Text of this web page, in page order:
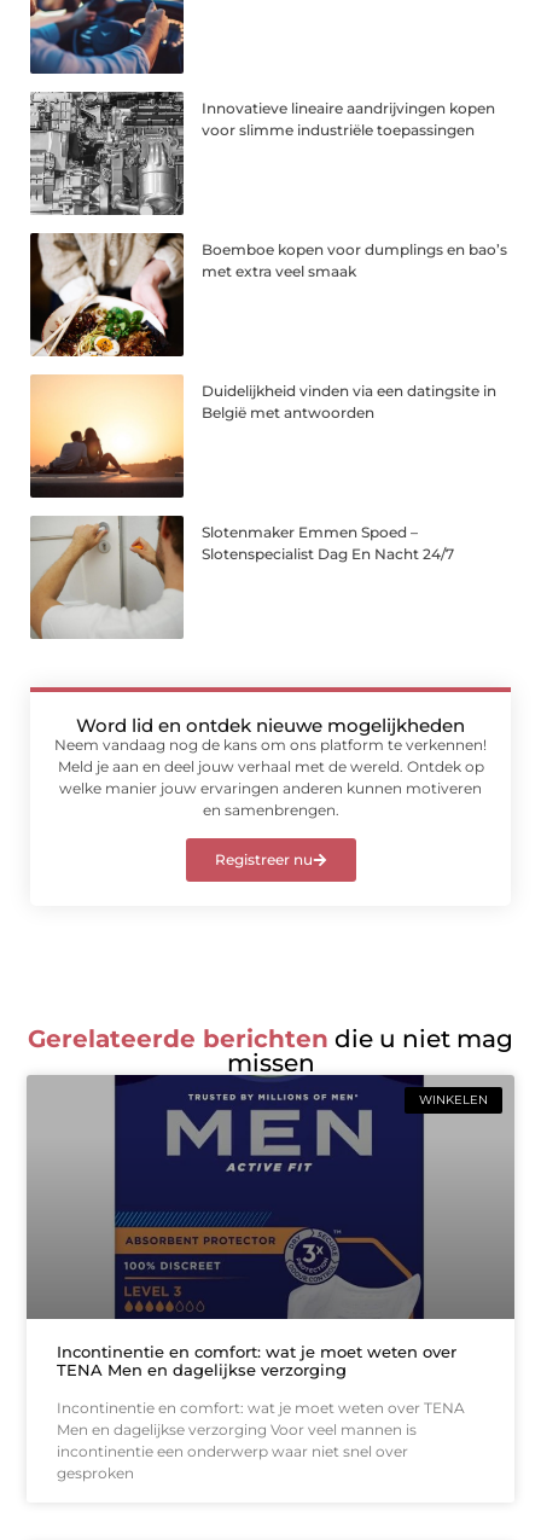
Innovatieve lineaire aandrijvingen kopen
voor slimme industriële toepassingen
Boemboe kopen voor dumplings en bao’s
met extra veel smaak
Duidelijkheid vinden via een datingsite in
België met antwoorden
Slotenmaker Emmen Spoed –
Slotenspecialist Dag En Nacht 24/7
Word lid en ontdek nieuwe mogelijkheden
Neem vandaag nog de kans om ons platform te verkennen!
Meld je aan en deel jouw verhaal met de wereld. Ontdek op
welke manier jouw ervaringen anderen kunnen motiveren
en samenbrengen.
Registreer nu
Gerelateerde berichten die u niet mag
missen
WINKELEN
Incontinentie en comfort: wat je moet weten over
TENA Men en dagelijkse verzorging
Incontinentie en comfort: wat je moet weten over TENA
Men en dagelijkse verzorging Voor veel mannen is
incontinentie een onderwerp waar niet snel over
gesproken